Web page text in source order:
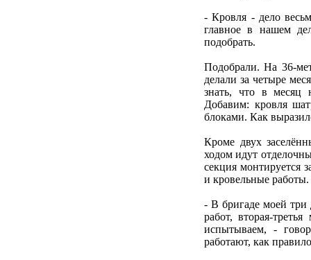
- Кровля - дело
главное в нашем
подобрать.
Подобрали. На 36-
делали за четыре
знать, что в месяц
Добавим: кровля
блоками. Как
Кроме двух
ходом идут
секция монтируется
и кровельные работы.
- В бригаде моей три
работ, вторая-
испытываем, -
работают, как